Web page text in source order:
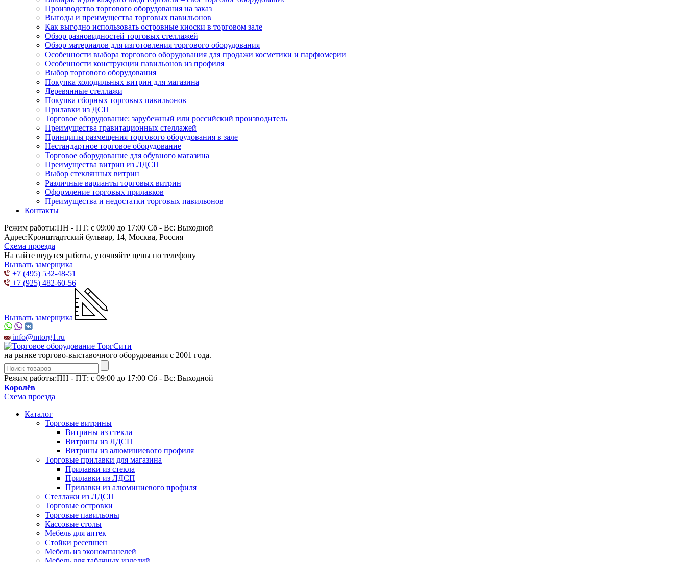
Производство торгового оборудования на заказ
Выгоды и преимущества торговых павильонов
Как выгодно использовать островные киоски в торговом зале
Обзор разновидностей торговых стеллажей
Обзор материалов для изготовления торгового оборудования
Особенности выбора торгового оборудования для продажи косметики и парфюмерии
Особенности конструкции павильонов из профиля
Выбор торгового оборудования
Покупка холодильных витрин для магазина
Деревянные стеллажи
Покупка сборных торговых павильонов
Прилавки из ДСП
Торговое оборудование: зарубежный или российский производитель
Преимущества гравитационных стеллажей
Принципы размещения торгового оборудования в зале
Нестандартное торговое оборудование
Торговое оборудование для обувного магазина
Преимущества витрин из ЛДСП
Выбор стеклянных витрин
Различные варианты торговых витрин
Оформление торговых прилавков
Преимущества и недостатки торговых павильонов
Контакты
Режим работы:ПН - ПТ: с 09:00 до 17:00 Сб - Вс: Выходной
Адрес:Кронштадтский бульвар, 14, Москва, Россия
Схема проезда
На сайте ведутся работы, уточняйте цены по телефону
Вызвать замерщика
+7 (495) 532-48-51
+7 (925) 482-60-56
Вызвать замерщика
info@mtorg1.ru
на рынке торгово-выставочного оборудования с 2001 года.
Режим работы:ПН - ПТ: с 09:00 до 17:00 Сб - Вс: Выходной
Королёв
Схема проезда
Каталог
Торговые витрины
Витрины из cтекла
Витрины из ЛДСП
Витрины из алюминиевого профиля
Торговые прилавки для магазина
Прилавки из стекла
Прилавки из ЛДСП
Прилавки из алюминиевого профиля
Стеллажи из ЛДСП
Торговые островки
Торговые павильоны
Кассовые столы
Мебель для аптек
Стойки ресепшен
Мебель из экономпанелей